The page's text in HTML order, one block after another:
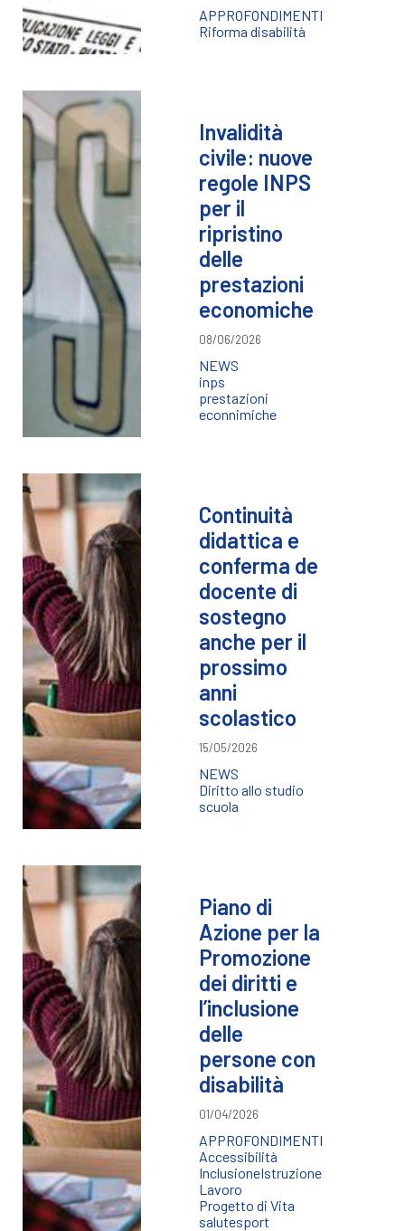
APPROFONDIMENTI
Riforma disabilità
Invalidità
civile: nuove
regole INPS
per il
ripristino
delle
prestazioni
economiche
08/06/2026
NEWS
inps
prestazioni
econnimiche
Continuità
didattica e
conferma de
docente di
sostegno
anche per il
prossimo
anni
scolastico
15/05/2026
NEWS
Diritto allo studio
scuola
Piano di
Azione per la
Promozione
dei diritti e
l’inclusione
delle
persone con
disabilità
01/04/2026
APPROFONDIMENTI
Accessibilità
InclusioneIstruzione
Lavoro
Progetto di Vita
salutesport